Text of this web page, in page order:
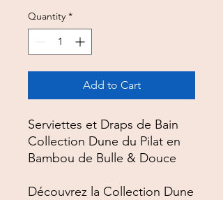
Quantity *
Add to Cart
Serviettes et Draps de Bain
Collection Dune du Pilat en
Bambou de Bulle & Douce
Découvrez la Collection Dune